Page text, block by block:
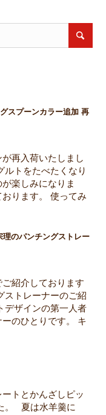
スプーンカラー追加 再
再入荷いたしまし
ルトをたべたくなり
楽しみになりま
ります。 使ってみ
のパンチングストレー
紹介しております
ストレーナーのご紹
デザインの第一人者
のひとりです。 キ
トとかんざしピッ
。 夏は水羊羹に